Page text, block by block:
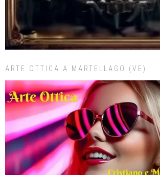
ARTE OTTICA A MARTELLAGO (VE)